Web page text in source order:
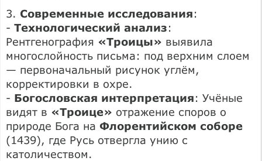
3. Современные исследования:
- Технологический анализ:
Рентгенография «Троицы» выявила
многослойность письма: под верхним слоем
— первоначальный рисунок углём,
корректировки в охре.
- Богословская интерпретация: Учёные
видят в «Троице» отражение споров о
природе Бога на Флорентийском соборе
(1439), где Русь отвергла унию с
католичеством.